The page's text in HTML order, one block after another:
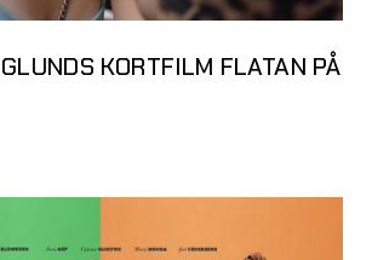
KORTFILM FLATAN PÅ